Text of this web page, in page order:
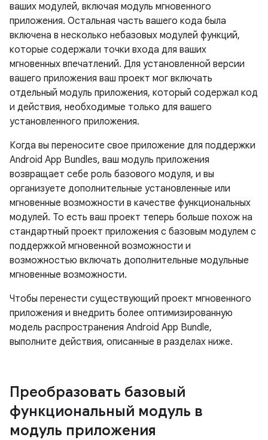
ваших модулей, включая модуль мгновенного
приложения. Остальная часть вашего кода была
включена в несколько небазовых модулей функций,
которые содержали точки входа для ваших
мгновенных впечатлений. Для установленной версии
вашего приложения ваш проект мог включать
отдельный модуль приложения, который содержал код
и действия, необходимые только для вашего
установленного приложения.
Когда вы переносите свое приложение для поддержки
Android App Bundles, ваш модуль приложения
возвращает себе роль базового модуля, и вы
организуете дополнительные установленные или
мгновенные возможности в качестве функциональных
модулей. То есть ваш проект теперь больше похож на
стандартный проект приложения с базовым модулем с
поддержкой мгновенной возможности и
возможностью включать дополнительные модульные
мгновенные возможности.
Чтобы перенести существующий проект мгновенного
приложения и внедрить более оптимизированную
модель распространения Android App Bundle,
выполните действия, описанные в разделах ниже.
Преобразовать базовый
функциональный модуль в
модуль приложения